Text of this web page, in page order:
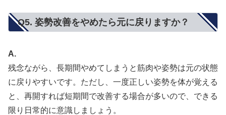
Q5. 姿勢改善をやめたら元に戻りますか？
A.
残念ながら、長期間やめてしまうと筋肉や姿勢は元の状態
に戻りやすいです。ただし、一度正しい姿勢を体が覚える
と、再開すれば短期間で改善する場合が多いので、できる
限り日常的に意識しましょう。